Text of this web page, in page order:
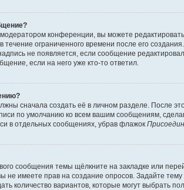
конференции, вы можете
ограниченного времени после его
не появляется, если сообщение
если на него уже кто-то ответил.
сначала создать её в личном разделе. После
по умолчанию ко всем вашим сообщениям,
в отдельных сообщениях, убрав флажок
сообщения темы щёлкните на закладке или
не имеете прав на создание опросов. Задайте
количество вариантов, которые могут выбрать